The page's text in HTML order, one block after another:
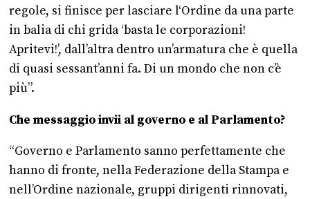
regole, si finisce per lasciare l‘Ordine da una parte
in balia di chi grida ‘basta le corporazioni!
Apritevi!’, dall’altra dentro un’armatura che è quella
di quasi sessant’anni fa. Di un mondo che non c’è
più”.
Che messaggio invii al governo e al Parlamento?
“Governo e Parlamento sanno perfettamente che
hanno di fronte, nella Federazione della Stampa e
nell’Ordine nazionale, gruppi dirigenti rinnovati,